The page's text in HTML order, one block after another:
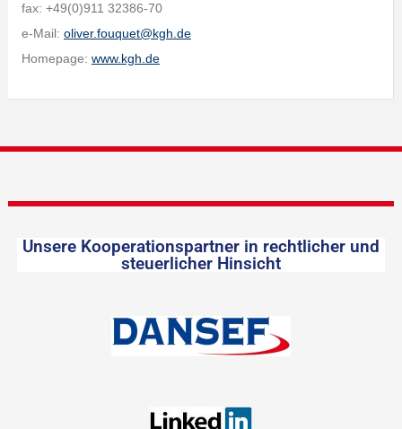
fax: +49(0)911 32386-70
e-Mail: oliver.fouquet@kgh.de
Homepage: www.kgh.de
Unsere Kooperationspartner in rechtlicher und
steuerlicher Hinsicht